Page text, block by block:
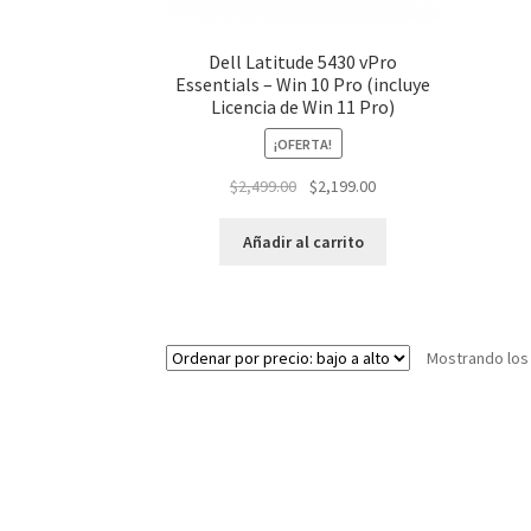
Dell Latitude 5430 vPro
Essentials – Win 10 Pro (incluye
Licencia de Win 11 Pro)
¡OFERTA!
$2,499.00
original
$2,199.00El
Añadir al carrito
Mostrando